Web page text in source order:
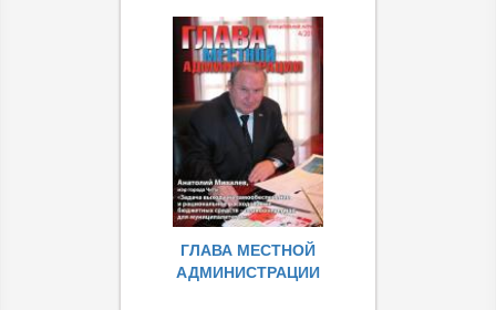
ГЛАВА МЕСТНОЙ
АДМИНИСТРАЦИИ